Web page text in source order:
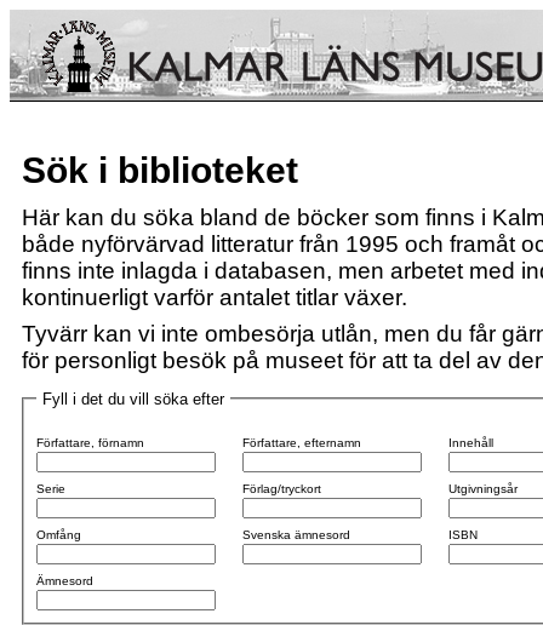
Sök i biblioteket
Här kan du söka bland de böcker som finns i
både nyförvärvad litteratur från 1995 och framåt
finns inte inlagda i databasen, men arbetet med
kontinuerligt varför antalet titlar växer.
Tyvärr kan vi inte ombesörja utlån, men du får
för personligt besök på museet för att ta del av
Fyll i det du vill söka efter
Författare, förnamn
Serie
Omfång
Ämnesord
Författare, efternamn
Förlag/tryckort
Svenska ämnesord
Innehåll
Utgivningsår
ISBN